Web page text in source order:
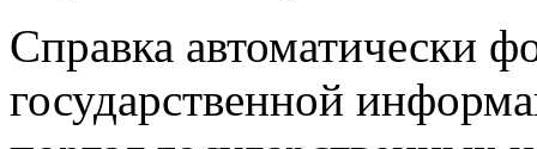
Справка автоматически
государственной